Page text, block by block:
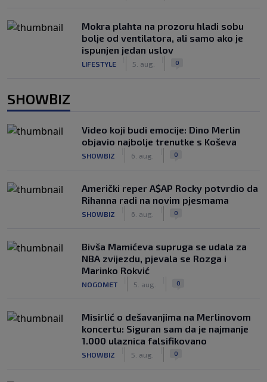
Mokra plahta na prozoru hladi sobu
bolje od ventilatora, ali samo ako je
ispunjen jedan uslov
LIFESTYLE 5. aug. 0
SHOWBIZ
Video koji budi emocije: Dino Merlin
objavio najbolje trenutke s Koševa
SHOWBIZ 6. aug. 0
Američki reper A$AP Rocky potvrdio da
Rihanna radi na novim pjesmama
SHOWBIZ 6. aug. 0
Bivša Mamićeva supruga se udala za
NBA zvijezdu, pjevala se Rozga i
Marinko Rokvić
NOGOMET 5. aug. 0
Misirlić o dešavanjima na Merlinovom
koncertu: Siguran sam da je najmanje
1.000 ulaznica falsifikovano
SHOWBIZ 5. aug. 0